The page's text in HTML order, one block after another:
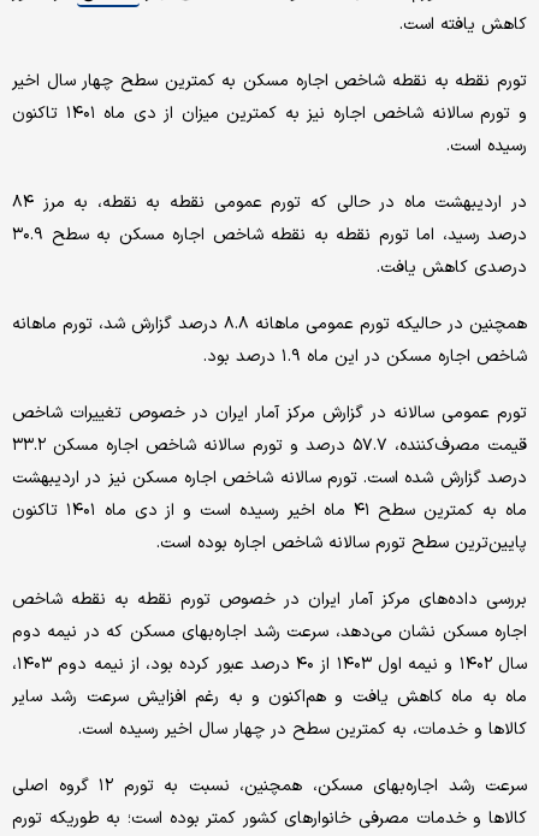
کاهش یافته است.
تورم نقطه به نقطه شاخص اجاره مسکن به کمترین سطح چهار سال اخیر
و تورم سالانه شاخص اجاره نیز به کمترین میزان از دی ماه ۱۴۰۱ تاکنون
رسیده است.
در اردیبهشت ماه در حالی که تورم عمومی نقطه به نقطه، به مرز ۸۴
درصد رسید، اما تورم نقطه به نقطه شاخص اجاره مسکن به سطح ۳۰.۹
درصدی کاهش یافت.
همچنین در حالیکه تورم عمومی ماهانه ۸.۸ درصد گزارش شد، تورم ماهانه
شاخص اجاره مسکن در این ماه ۱.۹ درصد بود.
تورم عمومی سالانه در گزارش مرکز آمار ایران در خصوص تغییرات شاخص
قیمت مصرف‌کننده، ۵۷.۷ درصد و تورم سالانه شاخص اجاره مسکن ۳۳.۲
درصد گزارش شده است. تورم سالانه شاخص اجاره مسکن نیز در اردیبهشت
ماه به کمترین سطح ۴۱ ماه اخیر رسیده است و از دی ماه ۱۴۰۱ تاکنون
پایین‌ترین سطح تورم سالانه شاخص اجاره بوده است.
بررسی داده‌های مرکز آمار ایران در خصوص تورم نقطه به نقطه شاخص
اجاره مسکن نشان می‌دهد، سرعت رشد اجاره‌بهای مسکن که در نیمه دوم
سال ۱۴۰۲ و نیمه اول ۱۴۰۳ از ۴۰ درصد عبور کرده بود، از نیمه دوم ۱۴۰۳،
ماه به ماه کاهش یافت و هم‌اکنون و به رغم افزایش سرعت رشد سایر
کالاها و خدمات، به کمترین سطح در چهار سال اخیر رسیده است.
سرعت رشد اجاره‌بهای مسکن، همچنین، نسبت به تورم ۱۲ گروه اصلی
کالاها و خدمات مصرفی خانوارهای کشور کمتر بوده است؛ به طوریکه تورم